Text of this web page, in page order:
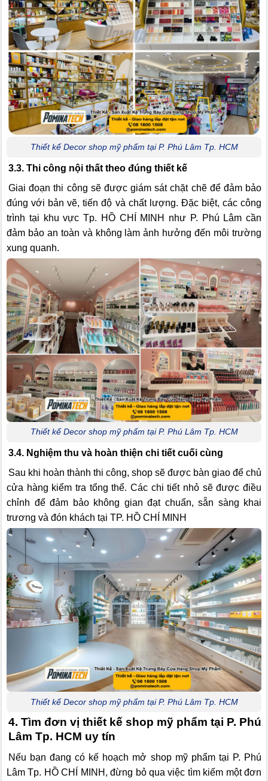
Thiết kế Decor shop mỹ phẩm tại P. Phú Lâm Tp. HCM
3.3. Thi công nội thất theo đúng thiết kế
Giai đoạn thi công sẽ được giám sát chặt chẽ để đảm bảo
đúng với bản vẽ, tiến độ và chất lượng. Đặc biệt, các công
trình tại khu vực Tp. HỒ CHÍ MINH như P. Phú Lâm cần
đảm bảo an toàn và không làm ảnh hưởng đến môi trường
xung quanh.
Thiết kế Decor shop mỹ phẩm tại P. Phú Lâm Tp. HCM
3.4. Nghiệm thu và hoàn thiện chi tiết cuối cùng
Sau khi hoàn thành thi công, shop sẽ được bàn giao để chủ
cửa hàng kiểm tra tổng thể. Các chi tiết nhỏ sẽ được điều
chỉnh để đảm bảo không gian đạt chuẩn, sẵn sàng khai
trương và đón khách tại TP. HỒ CHÍ MINH
Thiết kế Decor shop mỹ phẩm tại P. Phú Lâm Tp. HCM
4. Tìm đơn vị thiết kế shop mỹ phẩm tại P. Phú
Lâm Tp. HCM uy tín
Nếu bạn đang có kế hoạch mở shop mỹ phẩm tại P. Phú
Lâm Tp. HỒ CHÍ MINH, đừng bỏ qua việc tìm kiếm một đơn